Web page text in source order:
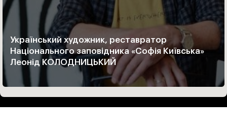
Український художник, реставратор
Національного заповідника «Софія Київська»
Леонід КОЛОДНИЦЬКИЙ